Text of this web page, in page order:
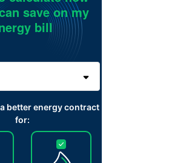
save on my
bill
better energy contract
for: